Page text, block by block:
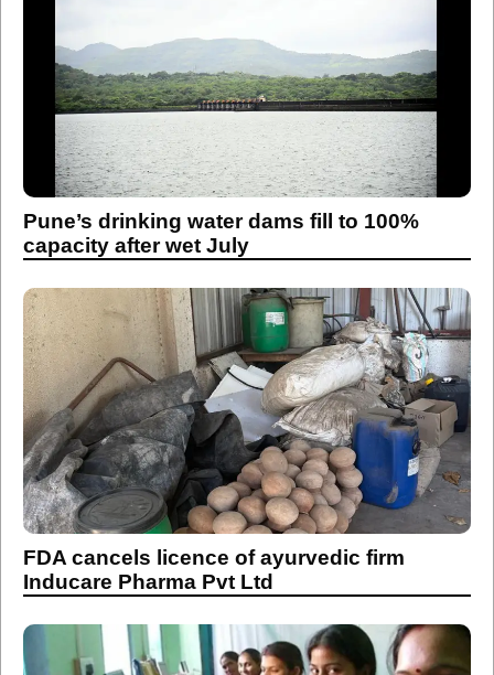
Pune’s drinking water dams fill to 100%
capacity after wet July
FDA cancels licence of ayurvedic firm
Inducare Pharma Pvt Ltd